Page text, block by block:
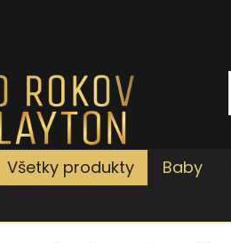
Všetky produkty Baby